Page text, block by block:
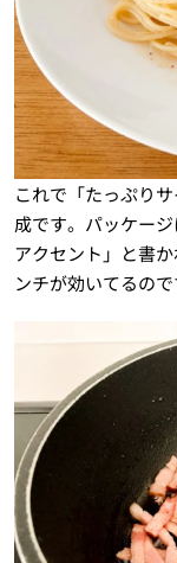
これで「たっぷり
成です。パッケー
アクセント」と書
ンチが効いてるの